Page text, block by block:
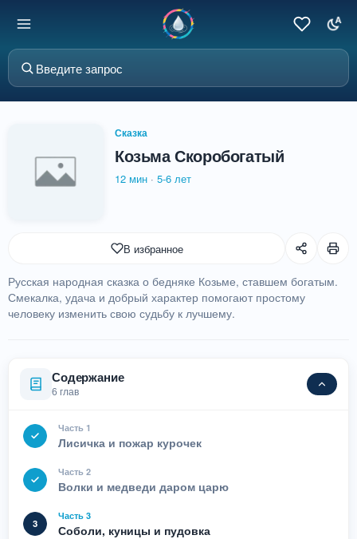
Сказка
Козьма Скоробогатый
12 мин · 5-6 лет
Русская народная сказка о бедняке Козьме, ставшем богатым.
Смекалка, удача и добрый характер помогают простому
человеку изменить свою судьбу к лучшему.
В избранное
Содержание
6 глав
Часть 1
Лисичка и пожар курочек
Часть 2
Волки и медведи даром царю
3
Часть 3
Соболи, куницы и пудовка